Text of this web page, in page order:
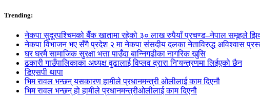
Trending:
नेकपा सुदूरपश्चिमको बैँक खातामा रहेको ३० लाख रुपैयाँ प्रचण्ड–नेपाल समूहले
नेकपा विभाजन भए सँगै प्रदेश २ मा नेकपा संसदीय दलका नेताविरुद्ध अविश्वास
घर घरमै सामाजिक सुुरक्षा भत्ता पाउँदा बान्निगढीका नागरिक खुसि
ढकारी गाउँपालिकाका अध्यक्ष वुढालाई विप्लव द्रारा नि'यन्त्रणमा लिईएको छैन
डिएसपी थापा
भिम रावल भन्छन् यसकारण हामीले प्रधानमन्त्री ओलीलाई काम दिएनौ
भिम रावल भन्छन् हो हामीले प्रधानमन्त्रीओलीलाई काम दिएनौ